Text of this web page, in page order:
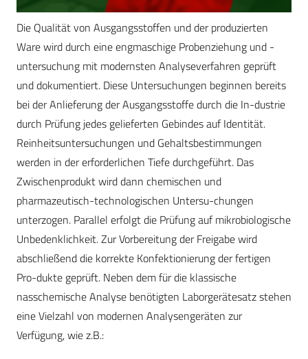
Die Qualität von Ausgangsstoffen und der produzierten
Ware wird durch eine engmaschige Probenziehung und -
untersuchung mit modernsten Analyseverfahren geprüft
und dokumentiert. Diese Untersuchungen beginnen bereits
bei der Anlieferung der Ausgangsstoffe durch die In-dustrie
durch Prüfung jedes gelieferten Gebindes auf Identität.
Reinheitsuntersuchungen und Gehaltsbestimmungen
werden in der erforderlichen Tiefe durchgeführt. Das
Zwischenprodukt wird dann chemischen und
pharmazeutisch-technologischen Untersu-chungen
unterzogen. Parallel erfolgt die Prüfung auf mikrobiologische
Unbedenklichkeit. Zur Vorbereitung der Freigabe wird
abschließend die korrekte Konfektionierung der fertigen
Pro-dukte geprüft. Neben dem für die klassische
nasschemische Analyse benötigten Laborgerätesatz stehen
eine Vielzahl von modernen Analysengeräten zur
Verfügung, wie z.B.: